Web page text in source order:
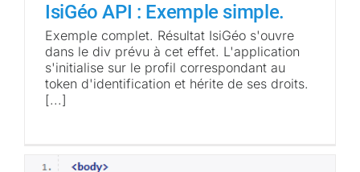
IsiGéo API : Exemple simple.
Exemple complet. Résultat IsiGéo s'ouvre
dans le div prévu à cet effet. L'application
s'initialise sur le profil correspondant au
token d'identification et hérite de ses droits.
[...]